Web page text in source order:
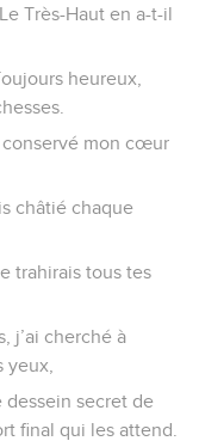
Très-Haut en a-t-il
heureux,
conservé mon cœur
châtié chaque
trahirais tous tes
j’ai cherché à
yeux,
dessein secret de
final qui les attend.